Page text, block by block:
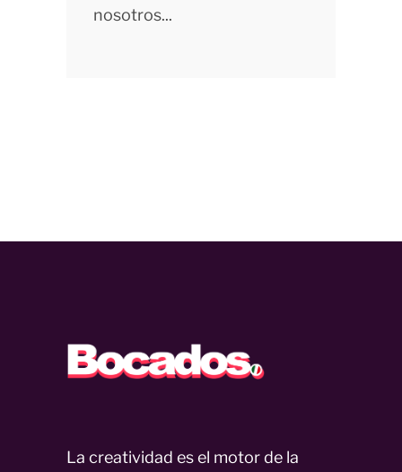
nosotros...
La creatividad es el motor de la